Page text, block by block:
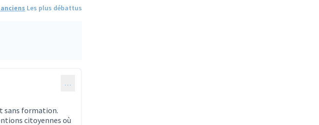
Les plus débattus
…
sans formation.
citoyennes où